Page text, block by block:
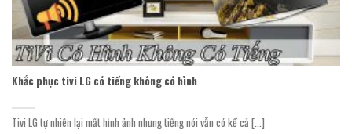
Khắc phục tivi LG có tiếng không có hình
Tivi LG tự nhiên lại mất hình ảnh nhưng tiếng nói vẫn có kể cả [...]